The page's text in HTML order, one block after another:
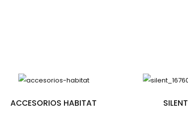
ACCESORIOS HABITAT SILENT